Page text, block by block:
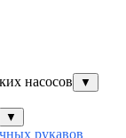
насосов
▼
▼
рукавов